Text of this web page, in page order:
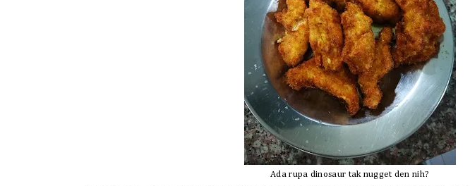
Ada rupa dinosaur tak nugget den nih?